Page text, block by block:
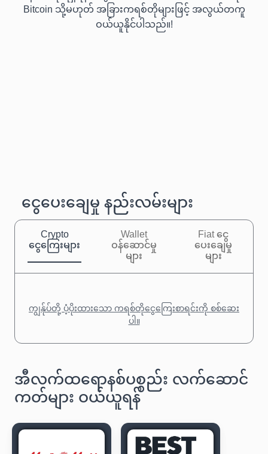
Bitcoin သို့မဟုတ် အခြားကရစ်တိုများဖြင့် အလွယ်တကူ
ဝယ်ယူနိုင်ပါသည်။!
ငွေပေးချေမှု နည်းလမ်းများ
Crypto
ငွေကြေးများ
Wallet
ဝန်ဆောင်မှု
များ
Fiat ငွေ
ပေးချေမှု
များ
ကျွန်ုပ်တို့ ပံ့ပိုးထားသော ကရစ်တိုငွေကြေးစာရင်းကို စစ်ဆေး
ပါ။
အီလက်ထရောနစ်ပစ္စည်း လက်ဆောင်
ကတ်များ ဝယ်ယူရန်